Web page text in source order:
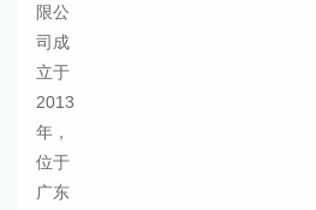
限公
司成
立于
2013
年，
位于
广东